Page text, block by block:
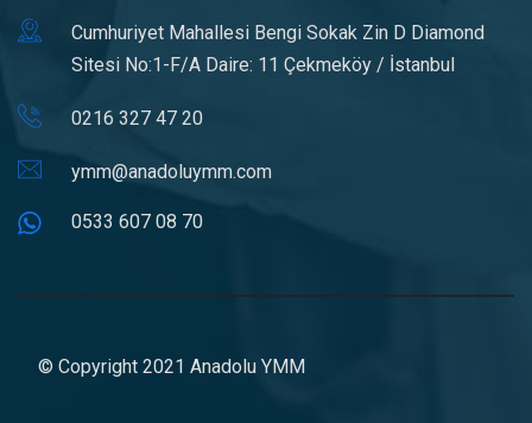
Cumhuriyet Mahallesi Bengi Sokak Zin D Diamond
Sitesi No:1-F/A Daire: 11 Çekmeköy / İstanbul
0216 327 47 20
ymm@anadoluymm.com
0533 607 08 70
© Copyright 2021 Anadolu YMM